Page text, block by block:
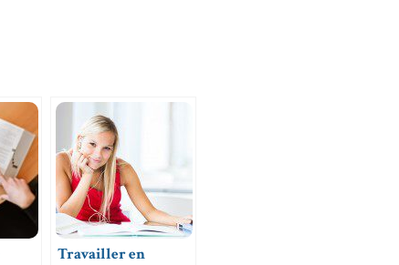
Travailler en